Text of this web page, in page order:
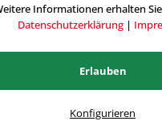
Informationen erhalten
Datenschutzerklärung|
Erlauben
Konfigurieren